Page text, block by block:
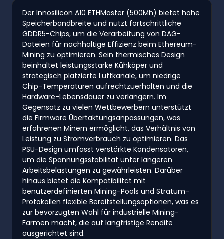
Der Innosilicon A10 ETHMaster (500Mh) bietet hohe
Speicherbandbreite und nutzt fortschrittliche
GDDR5-Chips, um die Verarbeitung von DAG-
Dateien für nachhaltige Effizienz beim Ethereum-
Mining zu optimieren. Sein thermisches Design
beinhaltet leistungsstarke Kühköper und
strategisch platzierte Luftkanäle, um niedrige
Chip-Temperaturen aufrechtzuerhalten und die
Hardware-Lebensdauer zu verlängern. Im
Gegensatz zu vielen Wettbewerbern unterstützt
die Firmware Übertaktungsanpassungen, was
erfahrenen Minern ermöglicht, das Verhältnis von
Leistung zu Stromverbrauch zu optimieren. Das
PSU-Design umfasst verstärkte Kondensatoren,
um die Spannungsstabilität unter längeren
Arbeitsbelastungen zu gewährleisten. Darüber
hinaus bietet die Kompatibilität mit
benutzerdefinierten Mining-Pools und Stratum-
Protokollen flexible Bereitstellungsoptionen, was es
zur bevorzugten Wahl für industrielle Mining-
Farmen macht, die auf langfristige Rendite
ausgerichtet sind.